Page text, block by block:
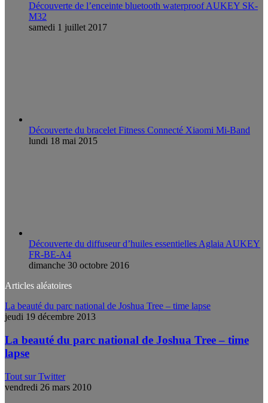
Découverte de l’enceinte bluetooth waterproof AUKEY SK-
M32
samedi 1 juillet 2017
Découverte du bracelet Fitness Connecté Xiaomi Mi-Band
lundi 18 mai 2015
Découverte du diffuseur d’huiles essentielles Aglaia AUKEY
FR-BE-A4
dimanche 30 octobre 2016
Articles aléatoires
La beauté du parc national de Joshua Tree – time lapse
jeudi 19 décembre 2013
La beauté du parc national de Joshua Tree – time
lapse
Tout sur Twitter
vendredi 26 mars 2010